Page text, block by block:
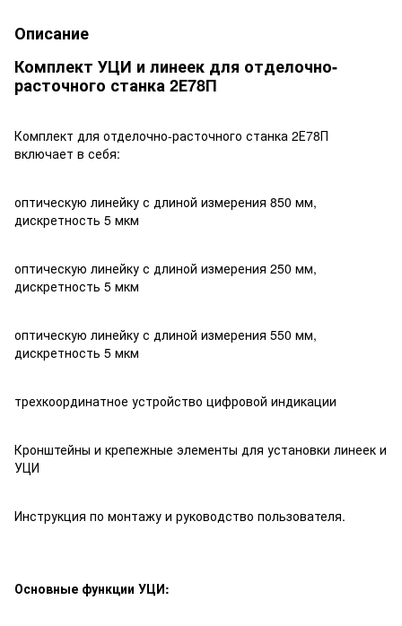
Описание
Комплект УЦИ и линеек для отделочно-
расточного станка 2Е78П
Комплект для отделочно-расточного станка 2Е78П
включает в себя:
оптическую линейку с длиной измерения 850 мм,
дискретность 5 мкм
оптическую линейку с длиной измерения 250 мм,
дискретность 5 мкм
оптическую линейку с длиной измерения 550 мм,
дискретность 5 мкм
трехкоординатное устройство цифровой индикации
Кронштейны и крепежные элементы для установки линеек и
УЦИ
Инструкция по монтажу и руководство пользователя.
Основные функции УЦИ: